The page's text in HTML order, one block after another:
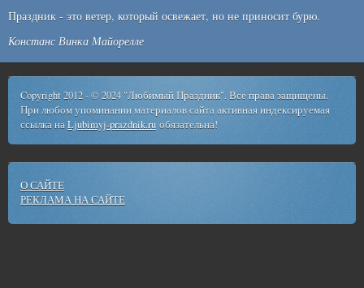
Праздник - это ветер, который освежает, но не приносит бурю.
Констанс Винка Майорелле
Copyright 2012 - © 2024 "Любимый Праздник". Все права защищены.
При любом упоминании материалов сайта активная индексируемая
ссылка наLjubimyj-prazdnik.ru обязательна!
О САЙТЕ
РЕКЛАМА НА САЙТЕ